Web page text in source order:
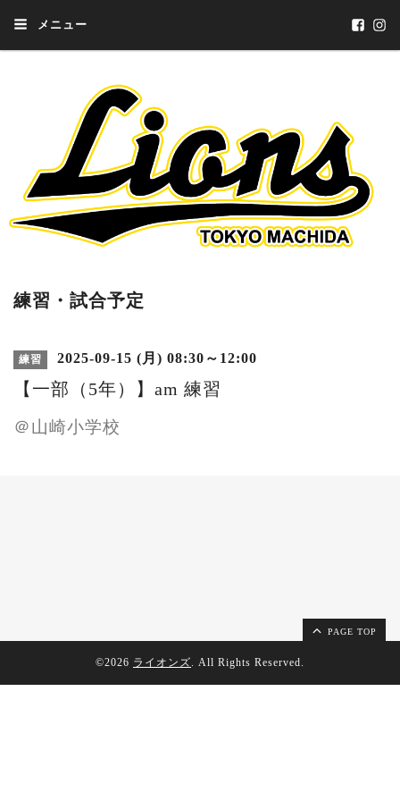
メニュー
練習・試合予定
練習 2025-09-15 (月) 08:30～12:00
【一部（5年）】am 練習
＠山崎小学校
PAGE TOP
©2026 ライオンズ. All Rights Reserved.